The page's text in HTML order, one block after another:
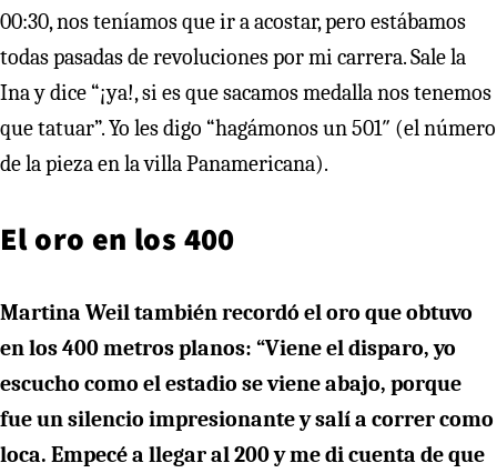
00:30, nos teníamos que ir a acostar, pero estábamos
todas pasadas de revoluciones por mi carrera. Sale la
Ina y dice “¡ya!, si es que sacamos medalla nos tenemos
que tatuar”. Yo les digo “hagámonos un 501″ (el número
de la pieza en la villa Panamericana).
El oro en los 400
Martina Weil también recordó el oro que obtuvo
en los 400 metros planos: “Viene el disparo, yo
escucho como el estadio se viene abajo, porque
fue un silencio impresionante y salí a correr como
loca. Empecé a llegar al 200 y me di cuenta de que